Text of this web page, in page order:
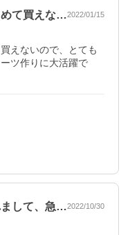
めて買えな…2022/01/15
えないので、とても
ツ作りに大活躍で
まして、急…2022/10/30